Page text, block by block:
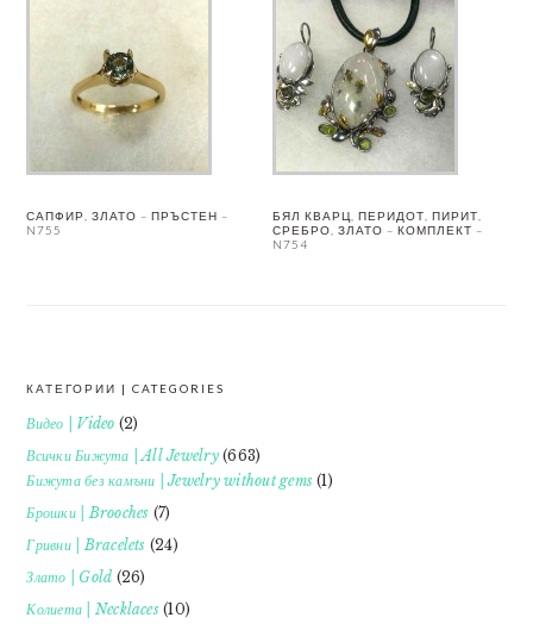
САПФИР, ЗЛАТО – ПРЪСТЕН –
N755
БЯЛ КВАРЦ, ПЕРИДОТ, ПИРИТ,
СРЕБРО, ЗЛАТО – КОМПЛЕКТ –
N754
FOOTER
КАТЕГОРИИ | CATEGORIES
Видео | Video (2)
Всички Бижута | All Jewelry(663)
Бижута без камъни | Jewelry without gems (1)
Брошки | Brooches (7)
Гривни | Bracelets (24)
Злато | Gold (26)
Колиета | Necklaces(10)